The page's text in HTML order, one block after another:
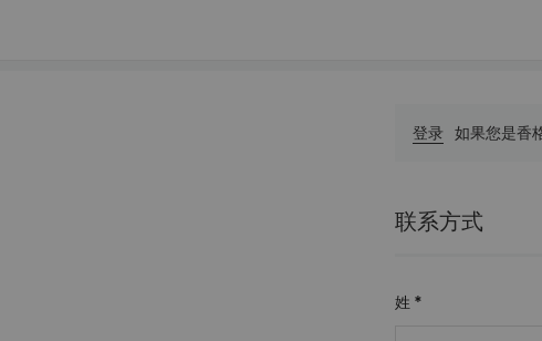
登录 如果您是香
联系方式
姓 *